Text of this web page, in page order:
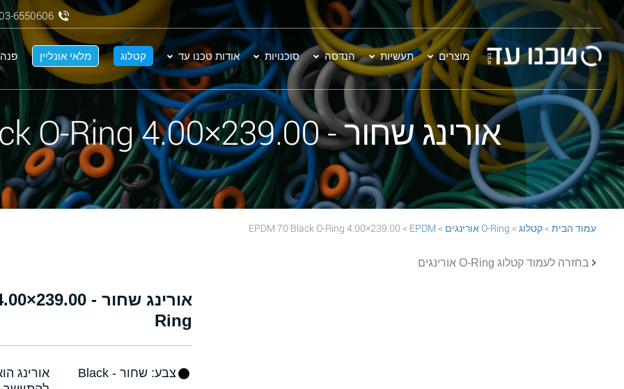
מוצרים תעשיות הנדסה סוכנויות אודות טכנו עד קטלוג מלאי אונליין פנה
03-6550606
אורינג שחור - 239.00×4.00 EPDM 70 Black O-Ring
עמוד הבית >קטלוג > O-Ring אורינגים >
EPDM
> 239.00×4.00 EPDM 70 Black O-Ring
בחזרה לעמוד קטלוג O-Ring אורינגים
Ring
אורינג
צבע: שחור - Black